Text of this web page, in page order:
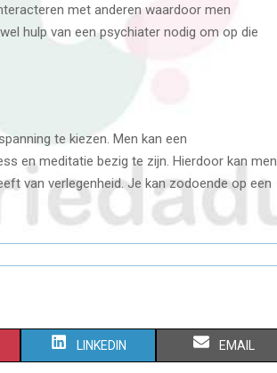
met anderen waardoor men
hulp van een psychiater nodig om op die
te kiezen. Men kan een
en meditatie bezig te zijn. Hierdoor kan men
van verlegenheid. Je kan zodoende op een
S
LINKEDIN S
EMAIL